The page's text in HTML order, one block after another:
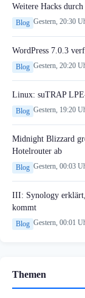
Weitere Hacks
Blog Gestern, 20:30
WordPress 7.0.3
Blog Gestern, 20:20
Linux: suTRAP
Blog Gestern, 19:20
Midnight Blizzard
Hotelrouter ab
Blog Gestern, 00:03
III: Synology
kommt
Blog Gestern, 00:01
Themen